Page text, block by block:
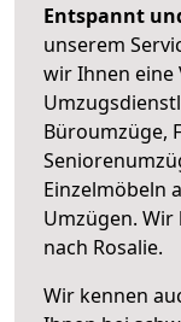
Entspannt
unserem
wir Ihnen eine
Büroumzüge,
Einzelmöbeln
Umzügen.
nach Rosalie.
Wir kennen